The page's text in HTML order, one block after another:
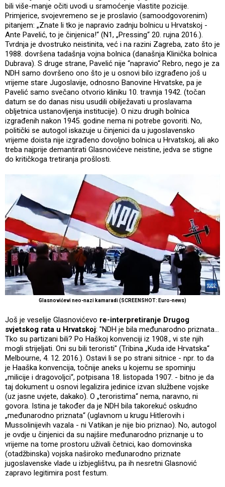
bili više-manje očiti uvodi u sramoćenje vlastite pozicije.
Primjerice, svojevremeno se je proslavio (samoodgovorenim)
pitanjem: „Znate li tko je napravio zadnju bolnicu u Hrvatskoj -
Ante Pavelić, to je činjenica!“ (N1, „Pressing“ 20. rujna 2016.).
Tvrdnja je dvostruko neistinita, već i na razini Zagreba, zato što je
1988. dovršena tadašnja vojna bolnica (današnja Klinička bolnica
Dubrava). S druge strane, Pavelić nije “napravio“ Rebro, nego je za
NDH samo dovršeno ono što je u osnovi bilo izgrađeno još u
vrijeme stare Jugoslavije, odnosno Banovine Hrvatske, pa je
Pavelić samo svečano otvorio kliniku 10. travnja 1942. (točan
datum se do danas nisu usudili obilježavati u proslavama
obljetnica ustanovljenja institucije). O nizu drugih bolnica
izgrađenih nakon 1945. godine nema ni potrebe govoriti. No,
politički se autogol iskazuje u činjenici da u jugoslavensko
vrijeme doista nije izgrađeno dovoljno bolnica u Hrvatskoj, ali ako
treba najprije demantirati Glasnovićeve neistine, jedva se stigne
do kritičkoga tretiranja prošlosti.
Glasnovićevi neo-nazi kamaradi (SCREENSHOT: Euro-news)
Još je veselije Glasnovićevo re-interpretiranje Drugog
svjetskog rata u Hrvatskoj: "NDH je bila međunarodno priznata...
Tko su partizani bili? Po Haškoj konvenciji iz 1908., vi ste njih
mogli strijeljati. Oni su bili teroristi" (Tribina „Kuda ide Hrvatska“
Melbourne, 4. 12. 2016.). Ostavi li se po strani sitnice - npr. to da
je Haaška konvencija, točnije aneks u kojemu se spominju
„milicije i dragovoljci“, potpisana 18. listopada 1907. - bitno je da
taj dokument u osnovi legalizira jedinice izvan službene vojske
(uz jasne uvjete, dakako). O „teroristima“ nema, naravno, ni
govora. Istina je također da je NDH bila takorekuć oskudno
„međunarodno priznata“ (uglavnom u krugu Hitlerovih i
Mussolinijevih vazala - ni Vatikan je nije bio priznao). No, autogol
je ovdje u činjenici da su najšire međunarodno priznanje u to
vrijeme na tome prostoru uživali četnici, kao domovinska
(otadžbinska) vojska naširoko međunarodno priznate
jugoslavenske vlade u izbjeglištvu, pa ih nesretni Glasnović
zapravo legitimira post festum.